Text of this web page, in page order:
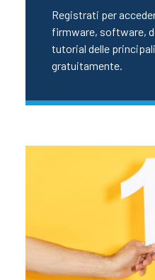
Registrati per
firmware, software,
tutorial delle
gratuitamente.